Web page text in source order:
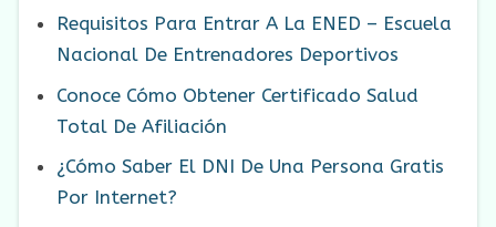
Requisitos Para Entrar A La ENED – Escuela
Nacional De Entrenadores Deportivos
Conoce Cómo Obtener Certificado Salud
Total De Afiliación
¿Cómo Saber El DNI De Una Persona Gratis
Por Internet?